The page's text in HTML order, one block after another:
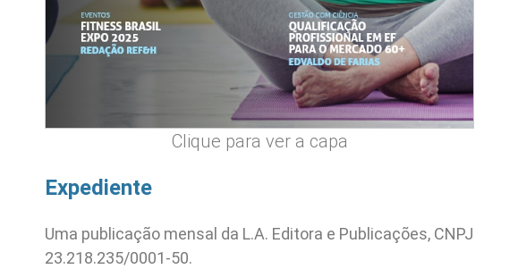
Clique para ver a capa
Expediente
Uma publicação mensal da L.A. Editora e Publicações, CNPJ
23.218.235/0001-50.